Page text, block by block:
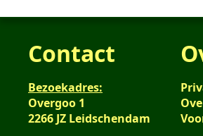
Contact
Bezoekadres:
Overgoo 1
2266 JZ Leidschendam